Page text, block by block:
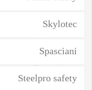
Skylotec
Spasciani
Steelpro safety